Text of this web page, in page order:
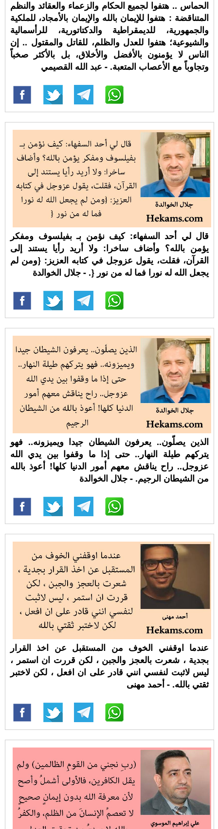
الحماس .. هتفوا لجميع الحكام والزعماء والعقائد والنظم
المتناقضة : هتفوا للإيمان بالله والإيمان بالأمجاد، للملكية
والجمهورية، للديمقراطية والدكتاتورية، للرأسمالية
والشيوعية؛ هتفوا للعدل والظلم، للقاتل والمقتول .. إن
الناس لا يؤمنون بالأفضل والأخلاق، بل بالأكثر صخباً
وتجاوباً مع الأعصاب المتعبة. - عبد الله القصيمي
قال لي أحد السفهاء: كيف نؤمن بـ بفيلسوف ومفكر
يؤمن بالله؟ وأضاف ساخرا: ولا أريد رأيا يستند إلى
القرآن، فقلت، يقول عزوجل في كتابه العزيز: {ومن لم
يجعل الله له نورا فما له من نور {. - جلال الخوالدة
الذين يصلّون.. يعرفون الشيطان جيدا ويميزونه.. فهو
يتركهم طيلة النهار.. حتى إذا ما وقفوا بين يدي الله
عزوجل.. راح يناقش معهم أمور الدنيا كلها! أعوذ بالله
من الشيطان الرجيم. - جلال الخوالدة
عندما اوقفني الخوف من المستقبل عن اخذ القرار
بجدية ، شعرت بالعجز والجبن ، لكن قررت ان استمر ،
ليس لاثبت لنفسي انني قادر على ان افعل ، لكن لاختبر
ثقتي بالله. - أحمد مهنى